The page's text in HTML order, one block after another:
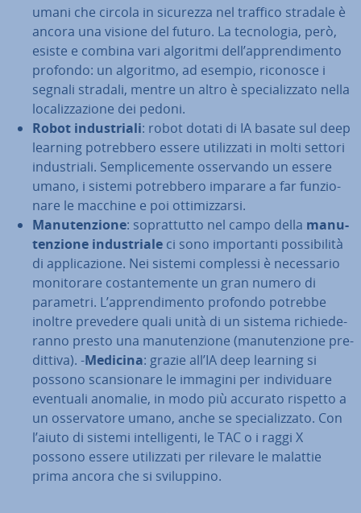
umani che circola in sicurezza nel traffico stradale è
ancora una visione del futuro. La tec­no­lo­gia, però,
esiste e combina vari algoritmi dell’ap­pren­di­men­to
profondo: un algoritmo, ad esempio, riconosce i
segnali stradali, mentre un altro è spe­cia­liz­za­to nella
lo­ca­liz­za­zio­ne dei pedoni.
Robot in­du­stria­li: robot dotati di IA basate sul deep
learning po­treb­be­ro essere uti­liz­za­ti in molti settori
in­du­stria­li. Sem­pli­ce­men­te os­ser­van­do un essere
umano, i sistemi po­treb­be­ro imparare a far fun­zio­
na­re le macchine e poi ot­ti­miz­zar­si.
Ma­nu­ten­zio­ne: so­prat­tut­to nel campo della ma­nu­
ten­zio­ne in­du­stria­le ci sono im­por­tan­ti pos­si­bi­li­tà
di ap­pli­ca­zio­ne. Nei sistemi complessi è ne­ces­sa­rio
mo­ni­to­ra­re co­stan­te­men­te un gran numero di
parametri. L’ap­pren­di­men­to profondo potrebbe
inoltre prevedere quali unità di un sistema ri­chie­de­
ran­no presto una ma­nu­ten­zio­ne (ma­nu­ten­zio­ne pre­
dit­ti­va). -Medicina: grazie all’IA deep learning si
possono scan­sio­na­re le immagini per in­di­vi­dua­re
eventuali anomalie, in modo più accurato rispetto a
un os­ser­va­to­re umano, anche se spe­cia­liz­za­to. Con
l’aiuto di sistemi in­tel­li­gen­ti, le TAC o i raggi X
possono essere uti­liz­za­ti per rilevare le malattie
prima ancora che si svi­lup­pi­no.